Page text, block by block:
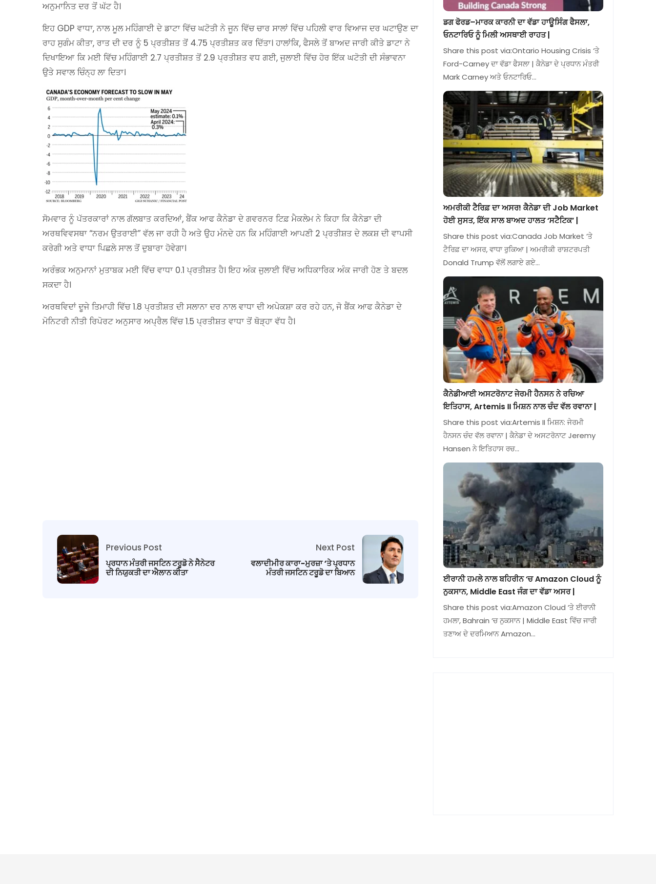
ਅਨੁਮਾਨਿਤ ਦਰ ਤੋਂ ਘੱਟ ਹੈ।
ਇਹ GDP ਵਾਧਾ, ਨਾਲ ਮੂਲ ਮਹਿੰਗਾਈ ਦੇ ਡਾਟਾ ਵਿੱਚ ਘਟੋਤੀ ਨੇ ਜੂਨ ਵਿੱਚ ਚਾਰ ਸਾਲਾਂ ਵਿੱਚ ਪਹਿਲੀ ਵਾਰ ਵਿਆਜ ਦਰ ਘਟਾਉਣ ਦਾ
ਰਾਹ ਸੁਗੰਮ ਕੀਤਾ, ਰਾਤ ਦੀ ਦਰ ਨੂੰ 5 ਪ੍ਰਤੀਸ਼ਤ ਤੋਂ 4.75 ਪ੍ਰਤੀਸ਼ਤ ਕਰ ਦਿੱਤਾ। ਹਾਲਾਂਕਿ, ਫੈਸਲੇ ਤੋਂ ਬਾਅਦ ਜਾਰੀ ਕੀਤੇ ਡਾਟਾ ਨੇ
ਦਿਖਾਇਆ ਕਿ ਮਈ ਵਿੱਚ ਮਹਿੰਗਾਈ 2.7 ਪ੍ਰਤੀਸ਼ਤ ਤੋਂ 2.9 ਪ੍ਰਤੀਸ਼ਤ ਵਧ ਗਈ, ਜੁਲਾਈ ਵਿੱਚ ਹੋਰ ਇੱਕ ਘਟੋਤੀ ਦੀ ਸੰਭਾਵਨਾ
ਉਤੇ ਸਵਾਲ ਚਿੰਨ੍ਹ ਲਾ ਦਿਤਾ।
ਸੋਮਵਾਰ ਨੂੰ ਪੱਤਰਕਾਰਾਂ ਨਾਲ ਗੱਲਬਾਤ ਕਰਦਿਆਂ, ਬੈਂਕ ਆਫ ਕੈਨੇਡਾ ਦੇ ਗਵਰਨਰ ਟਿਫ਼ ਮੈਕਲੇਮ ਨੇ ਕਿਹਾ ਕਿ ਕੈਨੇਡਾ ਦੀ
ਅਰਥਵਿਵਸਥਾ “ਨਰਮ ਉਤਰਾਈ” ਵੱਲ ਜਾ ਰਹੀ ਹੈ ਅਤੇ ਉਹ ਮੰਨਦੇ ਹਨ ਕਿ ਮਹਿੰਗਾਈ ਆਪਣੀ 2 ਪ੍ਰਤੀਸ਼ਤ ਦੇ ਲਕਸ਼ ਦੀ ਵਾਪਸੀ
ਕਰੇਗੀ ਅਤੇ ਵਾਧਾ ਪਿਛਲੇ ਸਾਲ ਤੋਂ ਦੁਬਾਰਾ ਹੋਵੇਗਾ।
ਅਰੰਭਕ ਅਨੁਮਾਨਾਂ ਮੁਤਾਬਕ ਮਈ ਵਿੱਚ ਵਾਧਾ 0.1 ਪ੍ਰਤੀਸ਼ਤ ਹੈ। ਇਹ ਅੰਕ ਜੁਲਾਈ ਵਿੱਚ ਅਧਿਕਾਰਿਕ ਅੰਕ ਜਾਰੀ ਹੋਣ ਤੇ ਬਦਲ
ਸਕਦਾ ਹੈ।
ਅਰਥਵਿਦਾਂ ਦੂਜੇ ਤਿਮਾਹੀ ਵਿੱਚ 1.8 ਪ੍ਰਤੀਸ਼ਤ ਦੀ ਸਲਾਨਾ ਦਰ ਨਾਲ ਵਾਧਾ ਦੀ ਅਪੇਕਸ਼ਾ ਕਰ ਰਹੇ ਹਨ, ਜੋ ਬੈਂਕ ਆਫ ਕੈਨੇਡਾ ਦੇ
ਮੋਨਿਟਰੀ ਨੀਤੀ ਰਿਪੋਰਟ ਅਨੁਸਾਰ ਅਪ੍ਰੈਲ ਵਿੱਚ 1.5 ਪ੍ਰਤੀਸ਼ਤ ਵਾਧਾ ਤੋਂ ਥੋੜ੍ਹਾ ਵੱਧ ਹੈ।
Previous Post
ਪ੍ਰਧਾਨ ਮੰਤਰੀ ਜਸਟਿਨ ਟਰੂਡੋ ਨੇ ਸੈਨੇਟਰ
ਦੀ ਨਿਯੁਕਤੀ ਦਾ ਐਲਾਨ ਕੀਤਾ
Next Post
ਵਲਾਦੀਮੀਰ ਕਾਰਾ-ਮੁਰਜ਼ਾ ‘ਤੇ ਪ੍ਰਧਾਨ
ਮੰਤਰੀ ਜਸਟਿਨ ਟਰੂਡੋ ਦਾ ਬਿਆਨ
ਡਗ ਫੋਰਡ–ਮਾਰਕ ਕਾਰਨੀ ਦਾ ਵੱਡਾ ਹਾਊਸਿੰਗ ਫੈਸਲਾ,
ਓਨਟਾਰਿਓ ਨੂੰ ਮਿਲੀ ਅਸਥਾਈ ਰਾਹਤ |
Share this post via:Ontario Housing Crisis ‘ਤੇ
Ford-Carney ਦਾ ਵੱਡਾ ਫੈਸਲਾ | ਕੈਨੇਡਾ ਦੇ ਪ੍ਰਧਾਨ ਮੰਤਰੀ
Mark Carney ਅਤੇ ਓਨਟਾਰਿਓ…
ਅਮਰੀਕੀ ਟੈਰਿਫ਼ ਦਾ ਅਸਰ! ਕੈਨੇਡਾ ਦੀ Job Market
ਹੋਈ ਸੁਸਤ, ਇੱਕ ਸਾਲ ਬਾਅਦ ਹਾਲਤ ‘ਸਟੈਟਿਕ’ |
Share this post via:Canada Job Market ‘ਤੇ
ਟੈਰਿਫ਼ ਦਾ ਅਸਰ, ਵਾਧਾ ਰੁਕਿਆ | ਅਮਰੀਕੀ ਰਾਸ਼ਟਰਪਤੀ
Donald Trump ਵੱਲੋਂ ਲਗਾਏ ਗਏ…
ਕੈਨੇਡੀਆਈ ਅਸਟਰੋਨਾਟ ਜੇਰਮੀ ਹੈਨਸਨ ਨੇ ਰਚਿਆ
ਇਤਿਹਾਸ, Artemis II ਮਿਸ਼ਨ ਨਾਲ ਚੰਦ ਵੱਲ ਰਵਾਨਾ |
Share this post via:Artemis II ਮਿਸ਼ਨ: ਜੇਰਮੀ
ਹੈਨਸਨ ਚੰਦ ਵੱਲ ਰਵਾਨਾ | ਕੈਨੇਡਾ ਦੇ ਅਸਟਰੋਨਾਟ Jeremy
Hansen ਨੇ ਇਤਿਹਾਸ ਰਚ…
ਈਰਾਨੀ ਹਮਲੇ ਨਾਲ ਬਹਿਰੀਨ ‘ਚ Amazon Cloud ਨੂੰ
ਨੁਕਸਾਨ, Middle East ਜੰਗ ਦਾ ਵੱਡਾ ਅਸਰ |
Share this post via:Amazon Cloud ‘ਤੇ ਈਰਾਨੀ
ਹਮਲਾ, Bahrain ‘ਚ ਨੁਕਸਾਨ | Middle East ਵਿੱਚ ਜਾਰੀ
ਤਣਾਅ ਦੇ ਦਰਮਿਆਨ Amazon…